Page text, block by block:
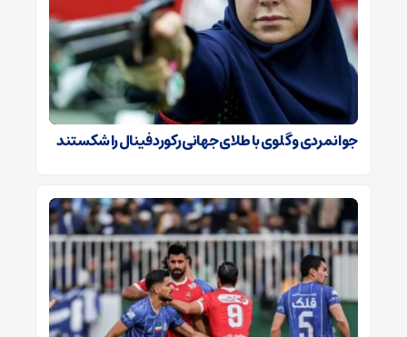
جوانمردی و گلوی با طلای جهانی رکورد فینال را شکستند